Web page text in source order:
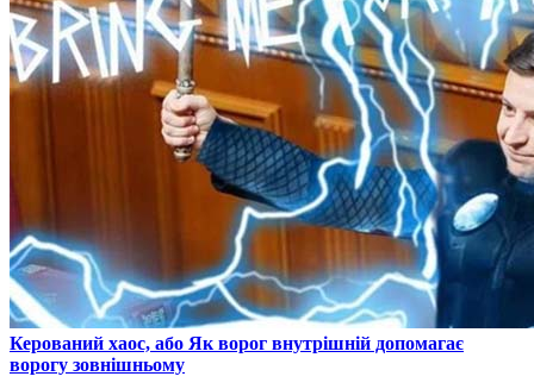
​Керований хаос, або Як ворог внутрішній допомагає
ворогу зовнішньому